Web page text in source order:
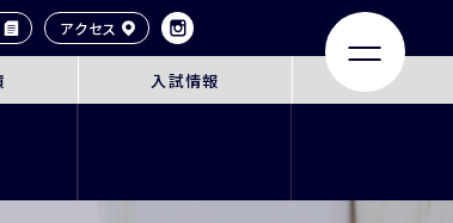
アクセス
入試情報
大学合格実績